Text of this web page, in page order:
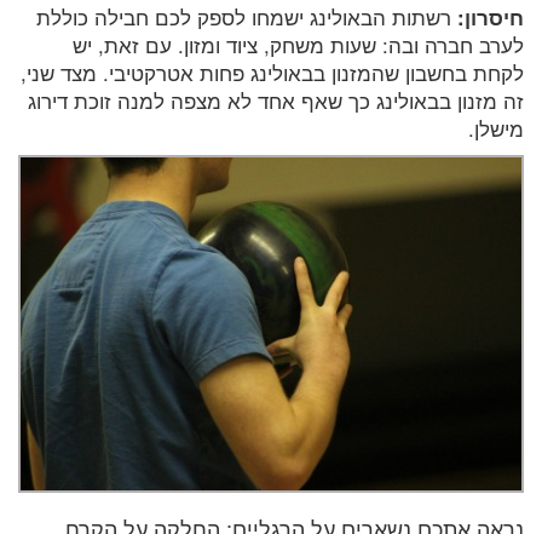
חיסרון: רשתות הבאולינג ישמחו לספק לכם חבילה כוללת
לערב חברה ובה: שעות משחק, ציוד ומזון. עם זאת, יש
לקחת בחשבון שהמזנון בבאולינג פחות אטרקטיבי. מצד שני,
זה מזנון בבאולינג כך שאף אחד לא מצפה למנה זוכת דירוג
מישלן.
נראה אתכם נשארים על הרגליים: החלקה על הקרח